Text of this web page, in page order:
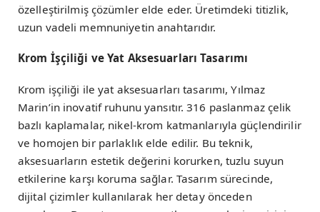
özelleştirilmiş çözümler elde eder. Üretimdeki titizlik,
uzun vadeli memnuniyetin anahtarıdır.
Krom İşçiliği ve Yat Aksesuarları Tasarımı
Krom işçiliği ile yat aksesuarları tasarımı, Yılmaz
Marin’in inovatif ruhunu yansıtır. 316 paslanmaz çelik
bazlı kaplamalar, nikel-krom katmanlarıyla güçlendirilir
ve homojen bir parlaklık elde edilir. Bu teknik,
aksesuarların estetik değerini korurken, tuzlu suyun
etkilerine karşı koruma sağlar. Tasarım sürecinde,
dijital çizimler kullanılarak her detay önceden